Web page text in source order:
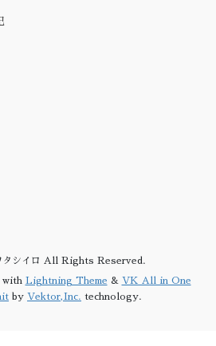
シイロ All Rights Reserved.
with Lightning Theme & VK All in One
by Vektor,Inc. technology.